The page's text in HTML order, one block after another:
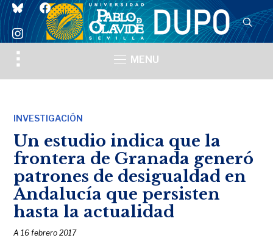
blueskyfacebook
instagram
Toggle
sidebar
MENU
INVESTIGACIÓN
Un estudio indica que la
frontera de Granada generó
patrones de desigualdad en
Andalucía que persisten
hasta la actualidad
A16 febrero 2017